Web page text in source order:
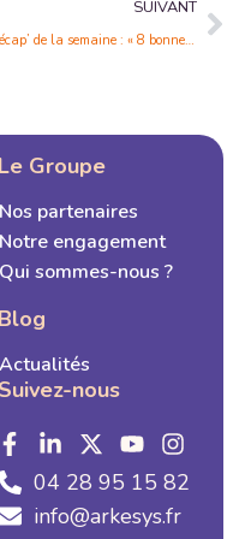
SUIVANT
Le récap’ de la semaine : « 8 bonnes pratiques pour un projet de veille réussi »
Le Groupe
Nos partenaires
Notre engagement
Qui sommes-nous ?
Blog
Actualités
Suivez-nous
04 28 95 15 82
info@arkesys.fr